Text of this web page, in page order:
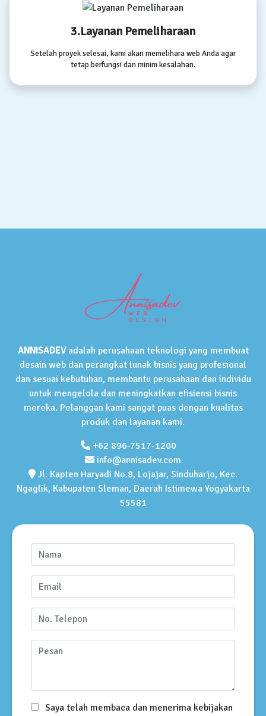
3.Layanan Pemeliharaan
Setelah proyek selesai, kami akan memelihara web Anda agar
tetap berfungsi dan minim kesalahan.
ANNISADEVadalah perusahaan teknologi yang membuat
desain web dan perangkat lunak bisnis yang profesional
dan sesuai kebutuhan, membantu perusahaan dan individu
untuk mengelola dan meningkatkan efisiensi bisnis
mereka. Pelanggan kami sangat puas dengan kualitas
produk dan layanan kami.
+62 896-7517-1200
info@annisadev.com
Jl. Kapten Haryadi No.8, Lojajar, Sinduharjo, Kec.
Ngaglik, Kabupaten Sleman, Daerah Istimewa Yogyakarta
55581
Saya telah membaca dan menerima kebijakan